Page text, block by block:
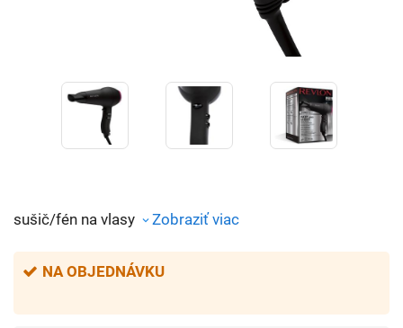
sušič/fén na vlasy Zobraziť viac
NA OBJEDNÁVKU